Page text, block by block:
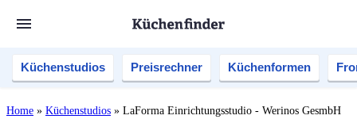
Küchenstudios Preisrechner Küchenformen
Home » Küchenstudios » LaForma Einrichtungsstudio - Werinos GesmbH